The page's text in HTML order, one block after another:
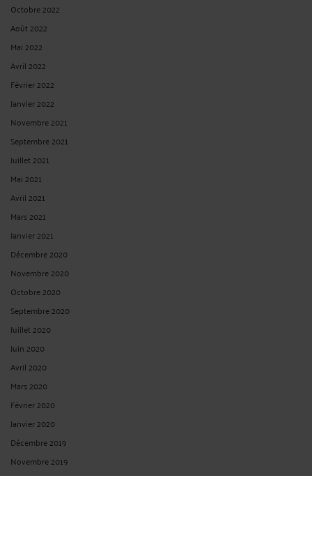
Octobre 2022
Août 2022
Mai 2022
Avril 2022
Février 2022
Janvier 2022
Novembre 2021
Septembre 2021
Juillet 2021
Mai 2021
Avril 2021
Mars 2021
Janvier 2021
Décembre 2020
Novembre 2020
Octobre 2020
Septembre 2020
Juillet 2020
Juin 2020
Avril 2020
Mars 2020
Février 2020
Janvier 2020
Décembre 2019
Novembre 2019
Octobre 2019